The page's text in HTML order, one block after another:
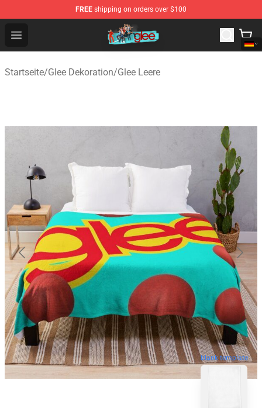
FREE shipping on orders over $100
Open menu
Glee Store - Official Glee Merchandise Shop
Startseite/Glee Dekoration/Glee Leere
blank template